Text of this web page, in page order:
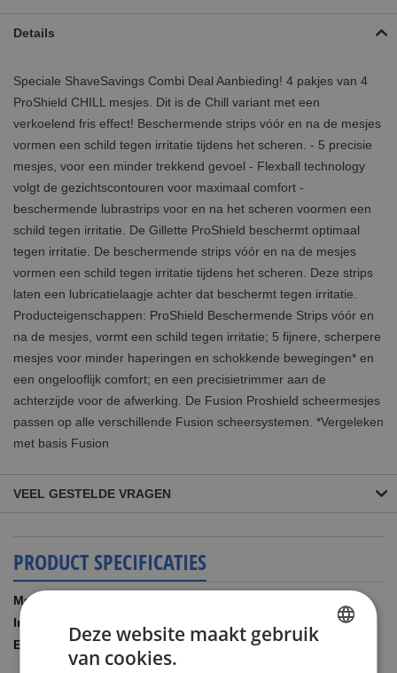
Details
Speciale ShaveSavings Combi Deal Aanbieding! 4 pakjes van 4
ProShield CHILL mesjes. Dit is de Chill variant met een
verkoelend fris effect! Beschermende strips vóór en na de mesjes
vormen een schild tegen irritatie tijdens het scheren. - 5 precisie
mesjes, voor een minder trekkend gevoel - Flexball technology
volgt de gezichtscontouren voor maximaal comfort -
beschermende lubrastrips voor en na het scheren voormen een
schild tegen irritatie. De Gillette ProShield beschermt optimaal
tegen irritatie. De beschermende strips vóór en na de mesjes
vormen een schild tegen irritatie tijdens het scheren. Deze strips
laten een lubricatielaagje achter dat beschermt tegen irritatie.
Producteigenschappen: ProShield Beschermende Strips vóór en
na de mesjes, vormt een schild tegen irritatie; 5 fijnere, scherpere
mesjes voor minder haperingen en schokkende bewegingen* en
een ongelooflijk comfort; en een precisietrimmer aan de
achterzijde voor de afwerking. De Fusion Proshield scheermesjes
passen op alle verschillende Fusion scheersystemen. *Vergeleken
met basis Fusion
VEEL GESTELDE VRAGEN
PRODUCT SPECIFICATIES
Meer
informatie
GILLCOMBIPROCH16
Deze website maakt gebruik
van cookies.